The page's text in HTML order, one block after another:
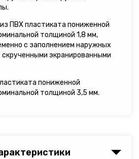
ПВХ пластиката пониженной
толщиной 1,8 мм,
с заполнением наружных
экранированными
пониженной
толщиной 3,5 мм.